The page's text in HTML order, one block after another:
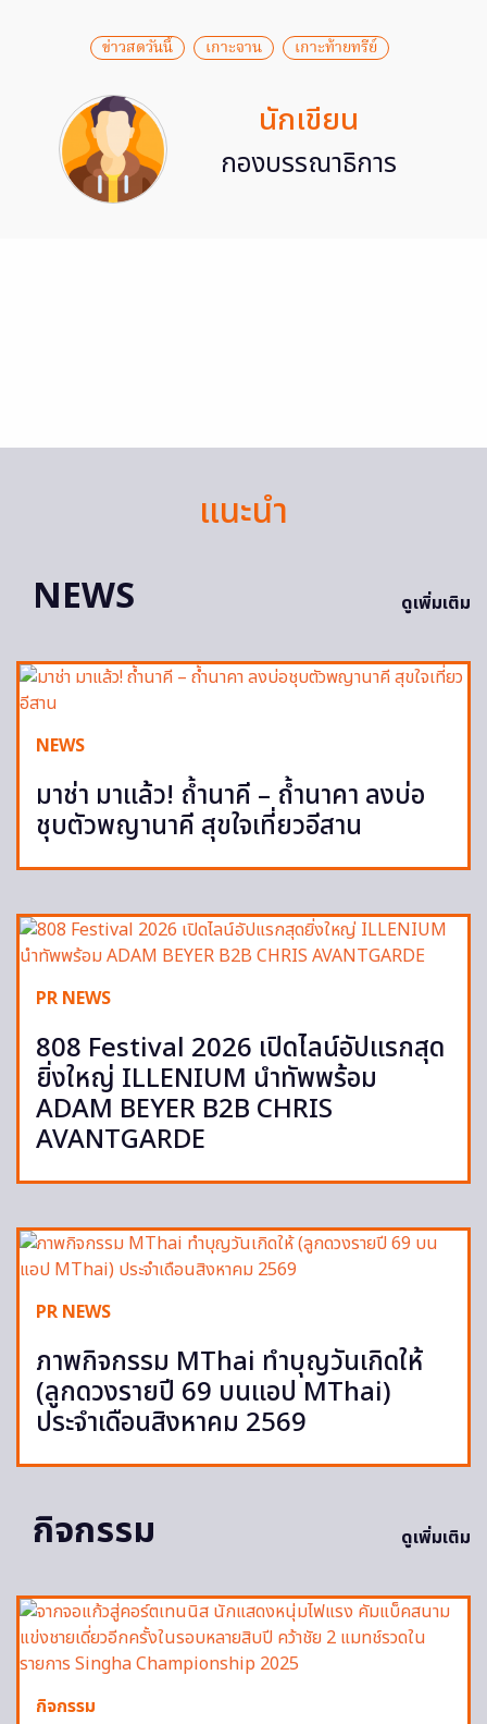
ข่าวสดวันนี้ เกาะจาน เกาะท้ายทรีย์
นักเขียน
กองบรรณาธิการ
แนะนำ
NEWS
ดูเพิ่มเติม
NEWS
มาช่า มาแล้ว! ถ้ำนาคี – ถ้ำนาคา ลงบ่อ
ชุบตัวพญานาคี สุขใจเที่ยวอีสาน
PR NEWS
808 Festival 2026 เปิดไลน์อัปแรกสุด
ยิ่งใหญ่ ILLENIUM นำทัพพร้อม
ADAM BEYER B2B CHRIS
AVANTGARDE
PR NEWS
ภาพกิจกรรม MThai ทำบุญวันเกิดให้
(ลูกดวงรายปี 69 บนแอป MThai)
ประจำเดือนสิงหาคม 2569
กิจกรรม ดูเพิ่มเติม
กิจกรรม